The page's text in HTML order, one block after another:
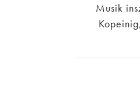
Musik